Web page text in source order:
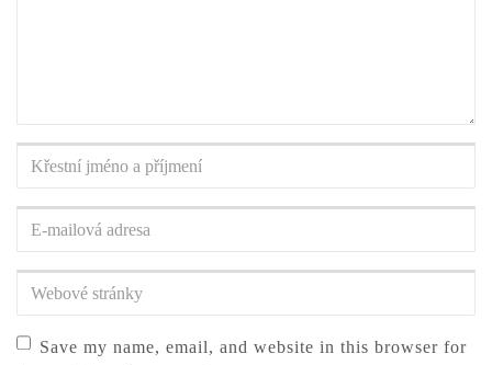
Křestní
a
příjmení*
adresa*
Save my name, email, and website in this browser for